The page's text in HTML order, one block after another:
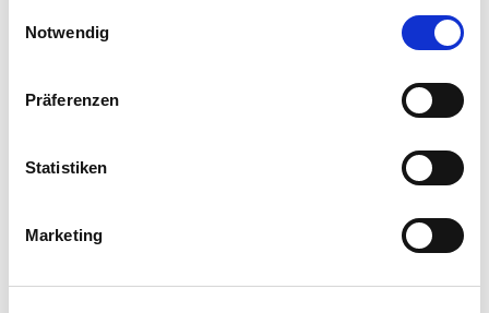
Notwendig
Präferenzen
Statistiken
Marketing
GERMANIA® Seitenschneider VDE 160 mm